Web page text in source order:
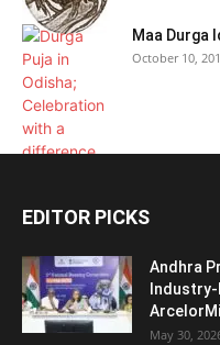
Maa Durga
October 10,
EDITOR PICKS
Andhra
May 30,